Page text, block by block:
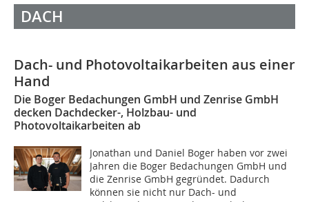
DACH
Dach- und Photovoltaikarbeiten aus einer
Hand
Die Boger Bedachungen GmbH und Zenrise GmbH
decken Dachdecker-, Holzbau- und
Photovoltaikarbeiten ab
Jonathan und Daniel Boger haben vor zwei
Jahren die Boger Bedachungen GmbH und
die Zenrise GmbH gegründet. Dadurch
können sie nicht nur Dach- und